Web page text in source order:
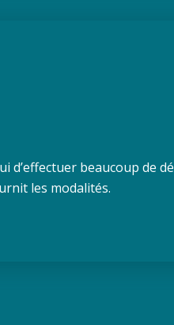
d’effectuer beaucoup de
les modalités.